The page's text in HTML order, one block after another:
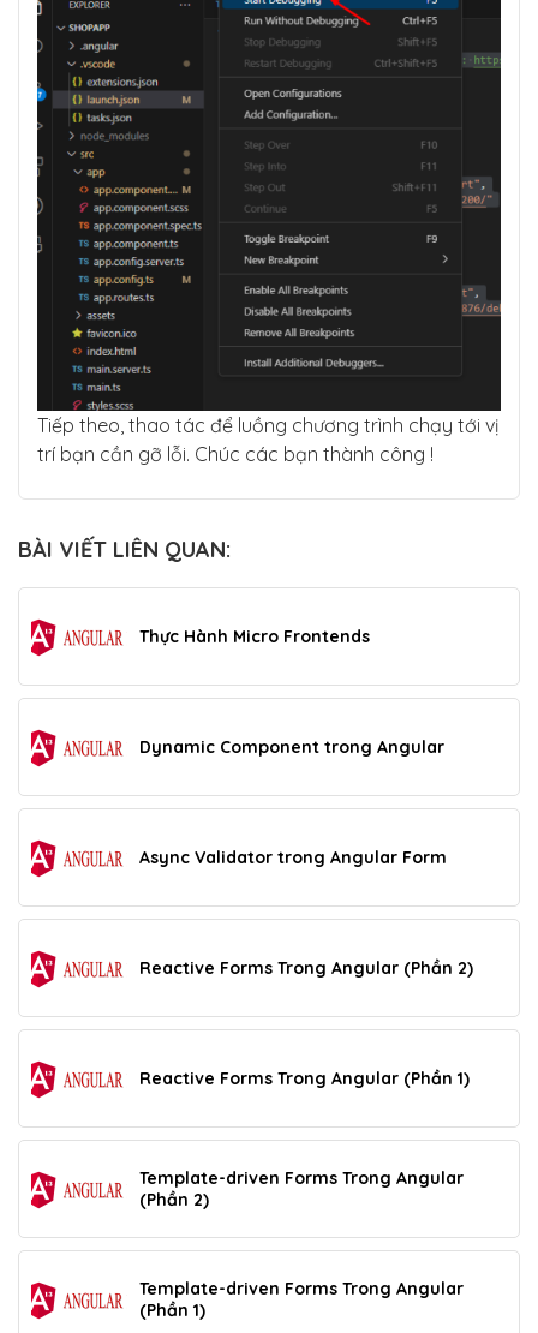
Tiếp theo, thao tác để luồng chương trình chạy tới vị
trí bạn cần gỡ lỗi. Chúc các bạn thành công !
BÀI VIẾT LIÊN QUAN:
Thực Hành Micro Frontends
Dynamic Component trong Angular
Async Validator trong Angular Form
Reactive Forms Trong Angular (Phần 2)
Reactive Forms Trong Angular (Phần 1)
Template-driven Forms Trong Angular
(Phần 2)
Template-driven Forms Trong Angular
(Phần 1)